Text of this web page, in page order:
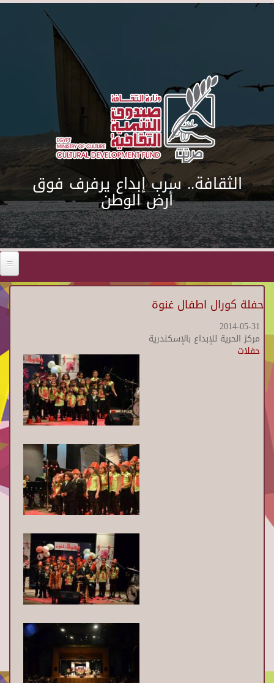
Skip to main content
الثقافة.. سرب إبداع يرفرف فوق
أرض الوطن
حفلة كورال اطفال غنوة
2014-05-31
مركز الحرية للإبداع بالإسكندرية
حفلات